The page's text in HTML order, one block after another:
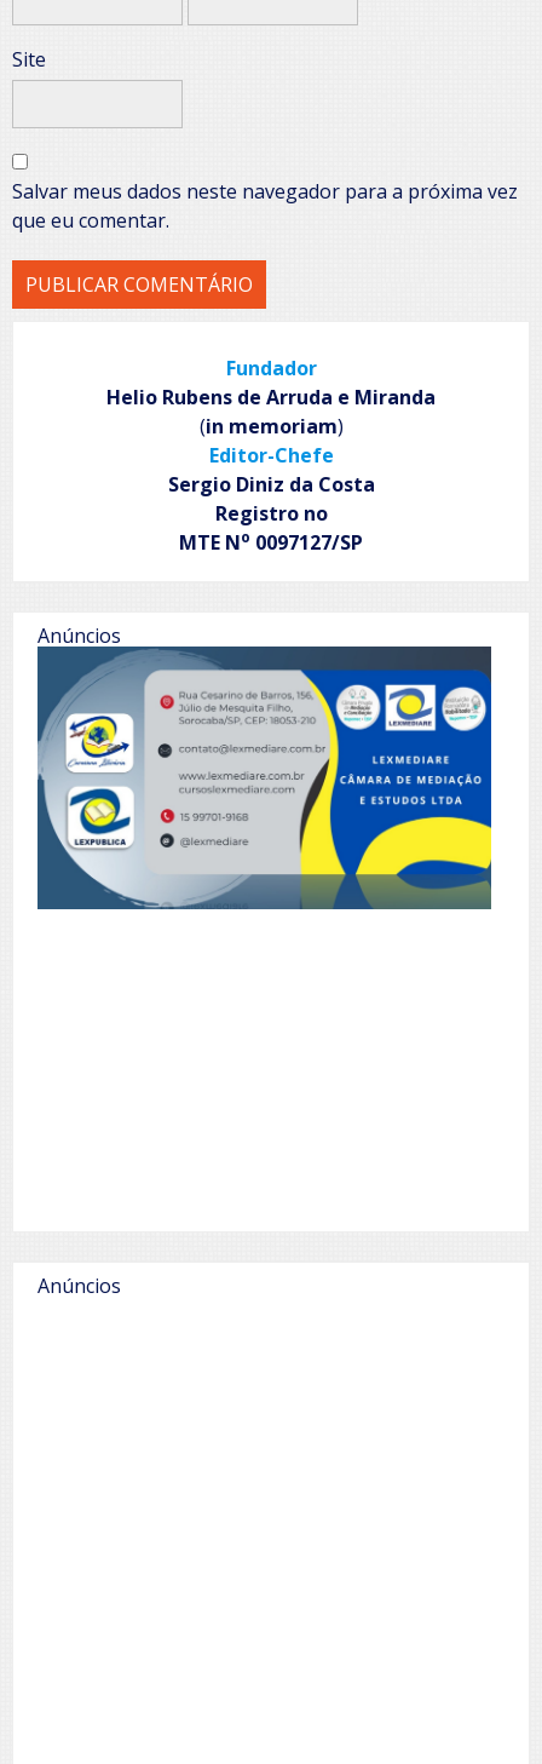
Site
Salvar meus dados neste navegador para a próxima vez
que eu comentar.
Fundador
Helio Rubens de Arruda e Miranda
(in memoriam)
Editor-Chefe
Sergio Diniz da Costa
Registro no
MTE No 0097127/SP
Anúncios
Anúncios